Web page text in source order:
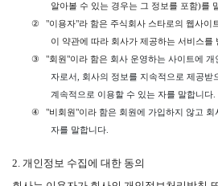
알아볼 수 있는 경우는 그 정보를 포함)를
②
"이용자"라 함은 주식회사 스타로의 웹사이
이 약관에 따라 회사가 제공하는 서비스를
③
"회원"이라 함은 회사 운영하는 사이트에
자로서
회사의 정보를 지속적으로 제공받
계속적으로 이용할 수 있는 자를 말합니다
④
"비회원"이라 함은 회원에 가입하지 않고
자를 말합니다
2. 개인정보 수집에 대한 동의